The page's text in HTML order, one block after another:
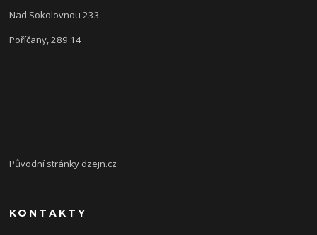
Nad Sokolovnou 233
Poříčany, 289 14
Původní stránky dzejn.cz
KONTAKTY